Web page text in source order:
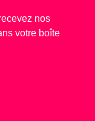
nos
votre boîte